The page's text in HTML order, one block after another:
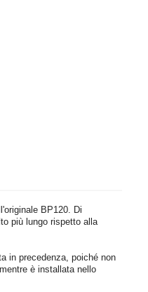
BP120. Di
più lungo rispetto alla
in precedenza, poiché non
è installata nello